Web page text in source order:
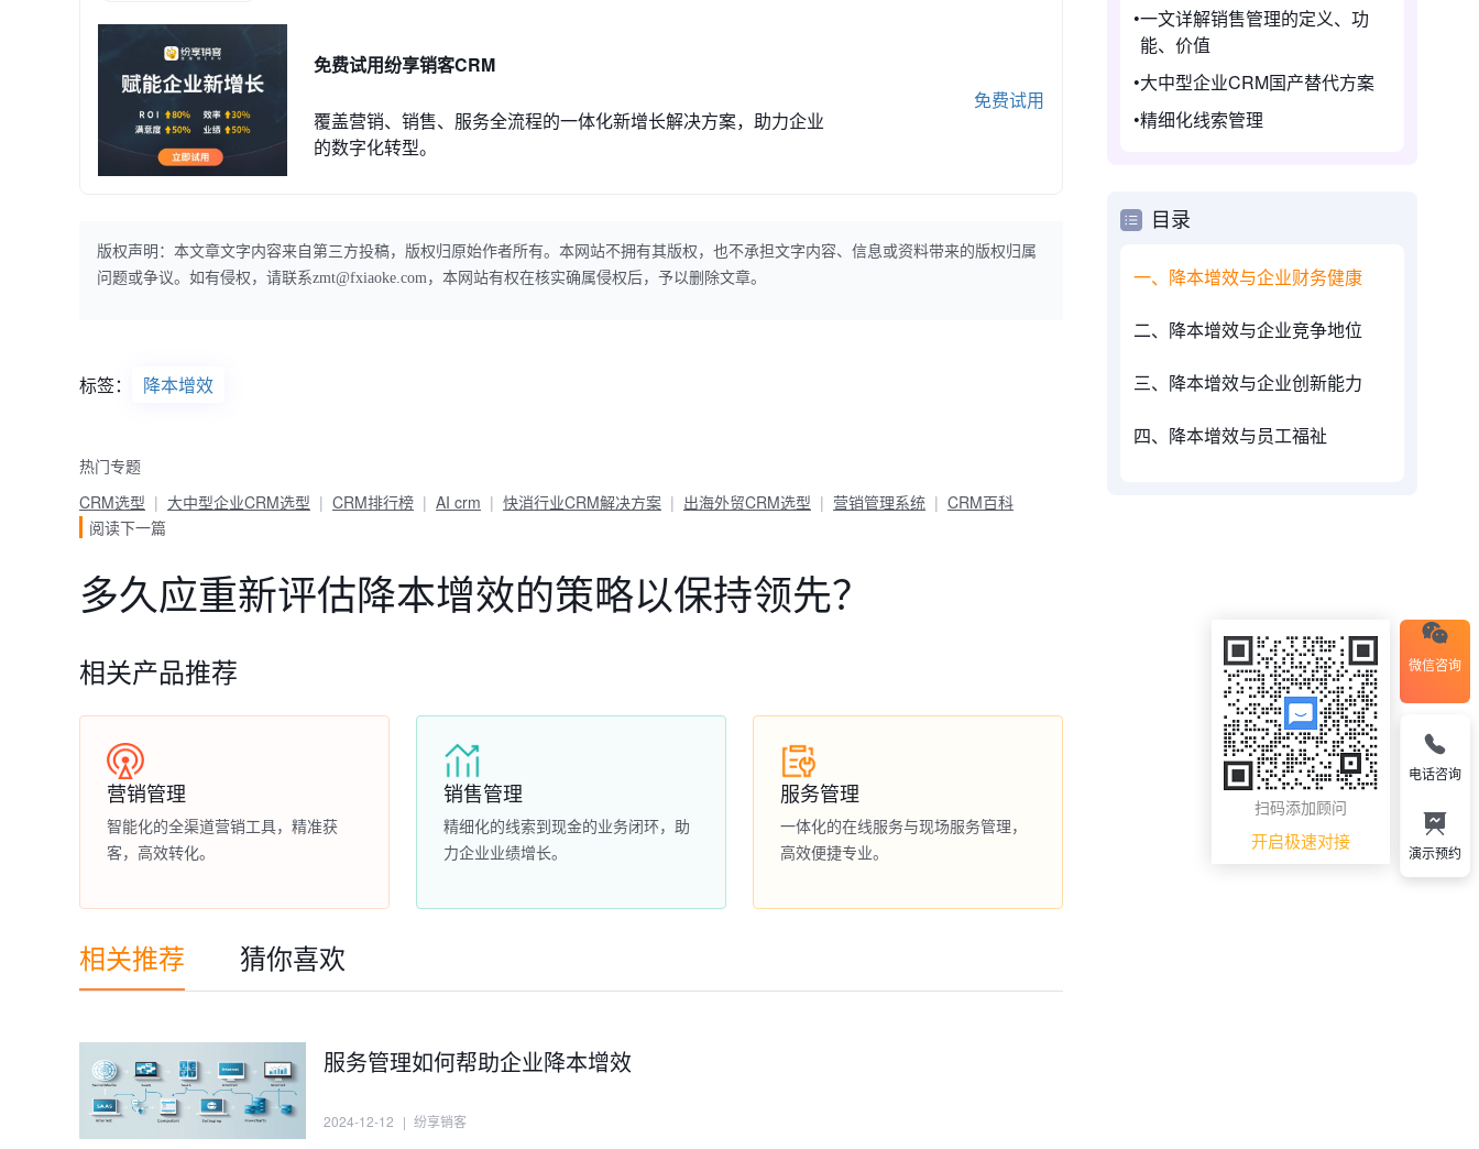
免费试用纷享销客CRM
覆盖营销、销售、服务全流程的一体化新增长解决方案，助力企业
的数字化转型。
免费试用
版权声明：本文章文字内容来自第三方投稿，版权归原始作者所有。本网站不拥有其版权，也不承担文字内容、信息或资料带来的版权归属
问题或争议。如有侵权，请联系zmt@fxiaoke.com，本网站有权在核实确属侵权后，予以删除文章。
标签： 降本增效
热门专题
CRM选型
大中型企业CRM选型 CRM排行榜 AI crm 快消行业CRM解决方案 出海外贸CRM选型 营销管理系统
CRM百科
阅读下一篇
多久应重新评估降本增效的策略以保持领先？
相关产品推荐
营销管理
智能化的全渠道营销工具，精准获
客，高效转化。
销售管理
精细化的线索到现金的业务闭环，助
力企业业绩增长。
服务管理
一体化的在线服务与现场服务管理，
高效便捷专业。
一文详解销售管理的定义、功
能、价值
大中型企业CRM国产替代方案
精细化线索管理
目录
一、降本增效与企业财务健康
二、降本增效与企业竞争地位
三、降本增效与企业创新能力
四、降本增效与员工福祉
相关推荐 猜你喜欢
服务管理如何帮助企业降本增效
2024-12-12 | 纷享销客
微信咨询
扫码添加顾问
开启极速对接
电话咨询
演示预约